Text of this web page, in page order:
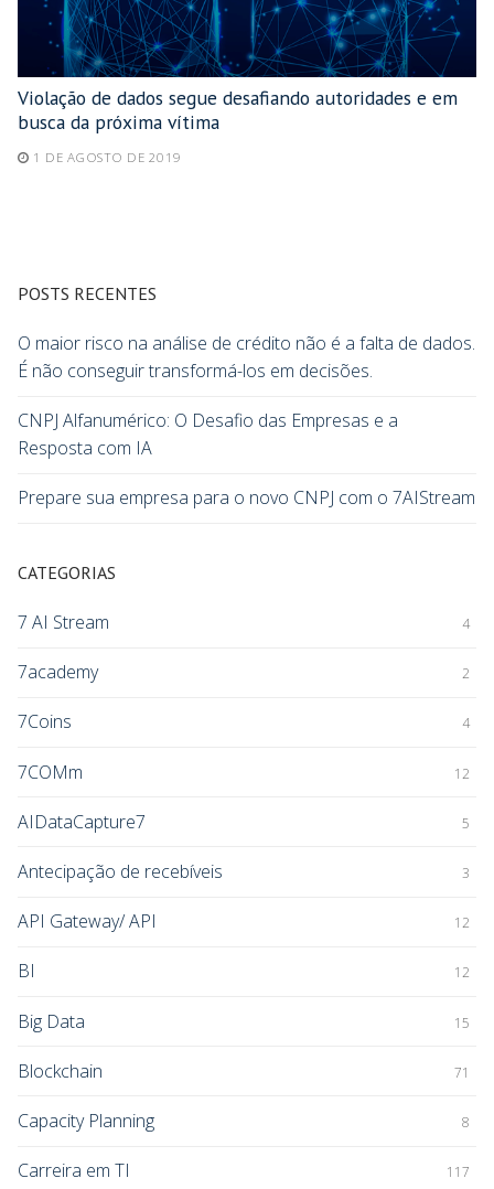
Violação de dados segue desafiando autoridades e em
busca da próxima vítima
1 DE AGOSTO DE 2019
POSTS RECENTES
O maior risco na análise de crédito não é a falta de dados.
É não conseguir transformá-los em decisões.
CNPJ Alfanumérico: O Desafio das Empresas e a
Resposta com IA
Prepare sua empresa para o novo CNPJ com o 7AIStream
CATEGORIAS
7 AI Stream 4
7academy 2
7Coins 4
7COMm 12
AIDataCapture7 5
Antecipação de recebíveis 3
API Gateway/ API 12
BI 12
Big Data 15
Blockchain 71
Capacity Planning 8
Carreira em TI 117